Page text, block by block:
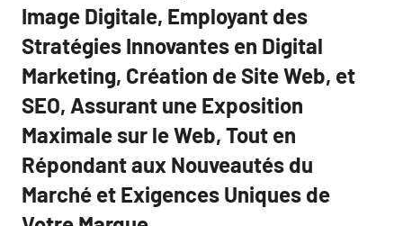
Image Digitale, Employant des
Stratégies Innovantes en Digital
Marketing, Création de Site Web, et
SEO, Assurant une Exposition
Maximale sur le Web, Tout en
Répondant aux Nouveautés du
Marché et Exigences Uniques de